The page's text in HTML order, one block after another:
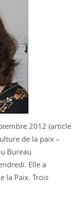
2012 (article
de la paix –
Bureau
Elle a
la Paix. Trois